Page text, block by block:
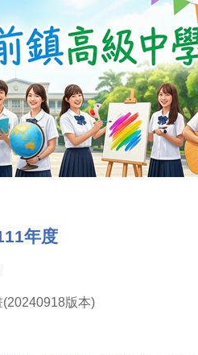
年度
版本)